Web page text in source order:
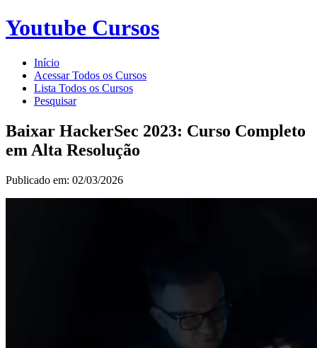
Youtube Cursos
Início
Acessar Todos os Cursos
Lista Todos os Cursos
Pesquisar
Baixar HackerSec 2023: Curso Completo
em Alta Resolução
Publicado em: 02/03/2026